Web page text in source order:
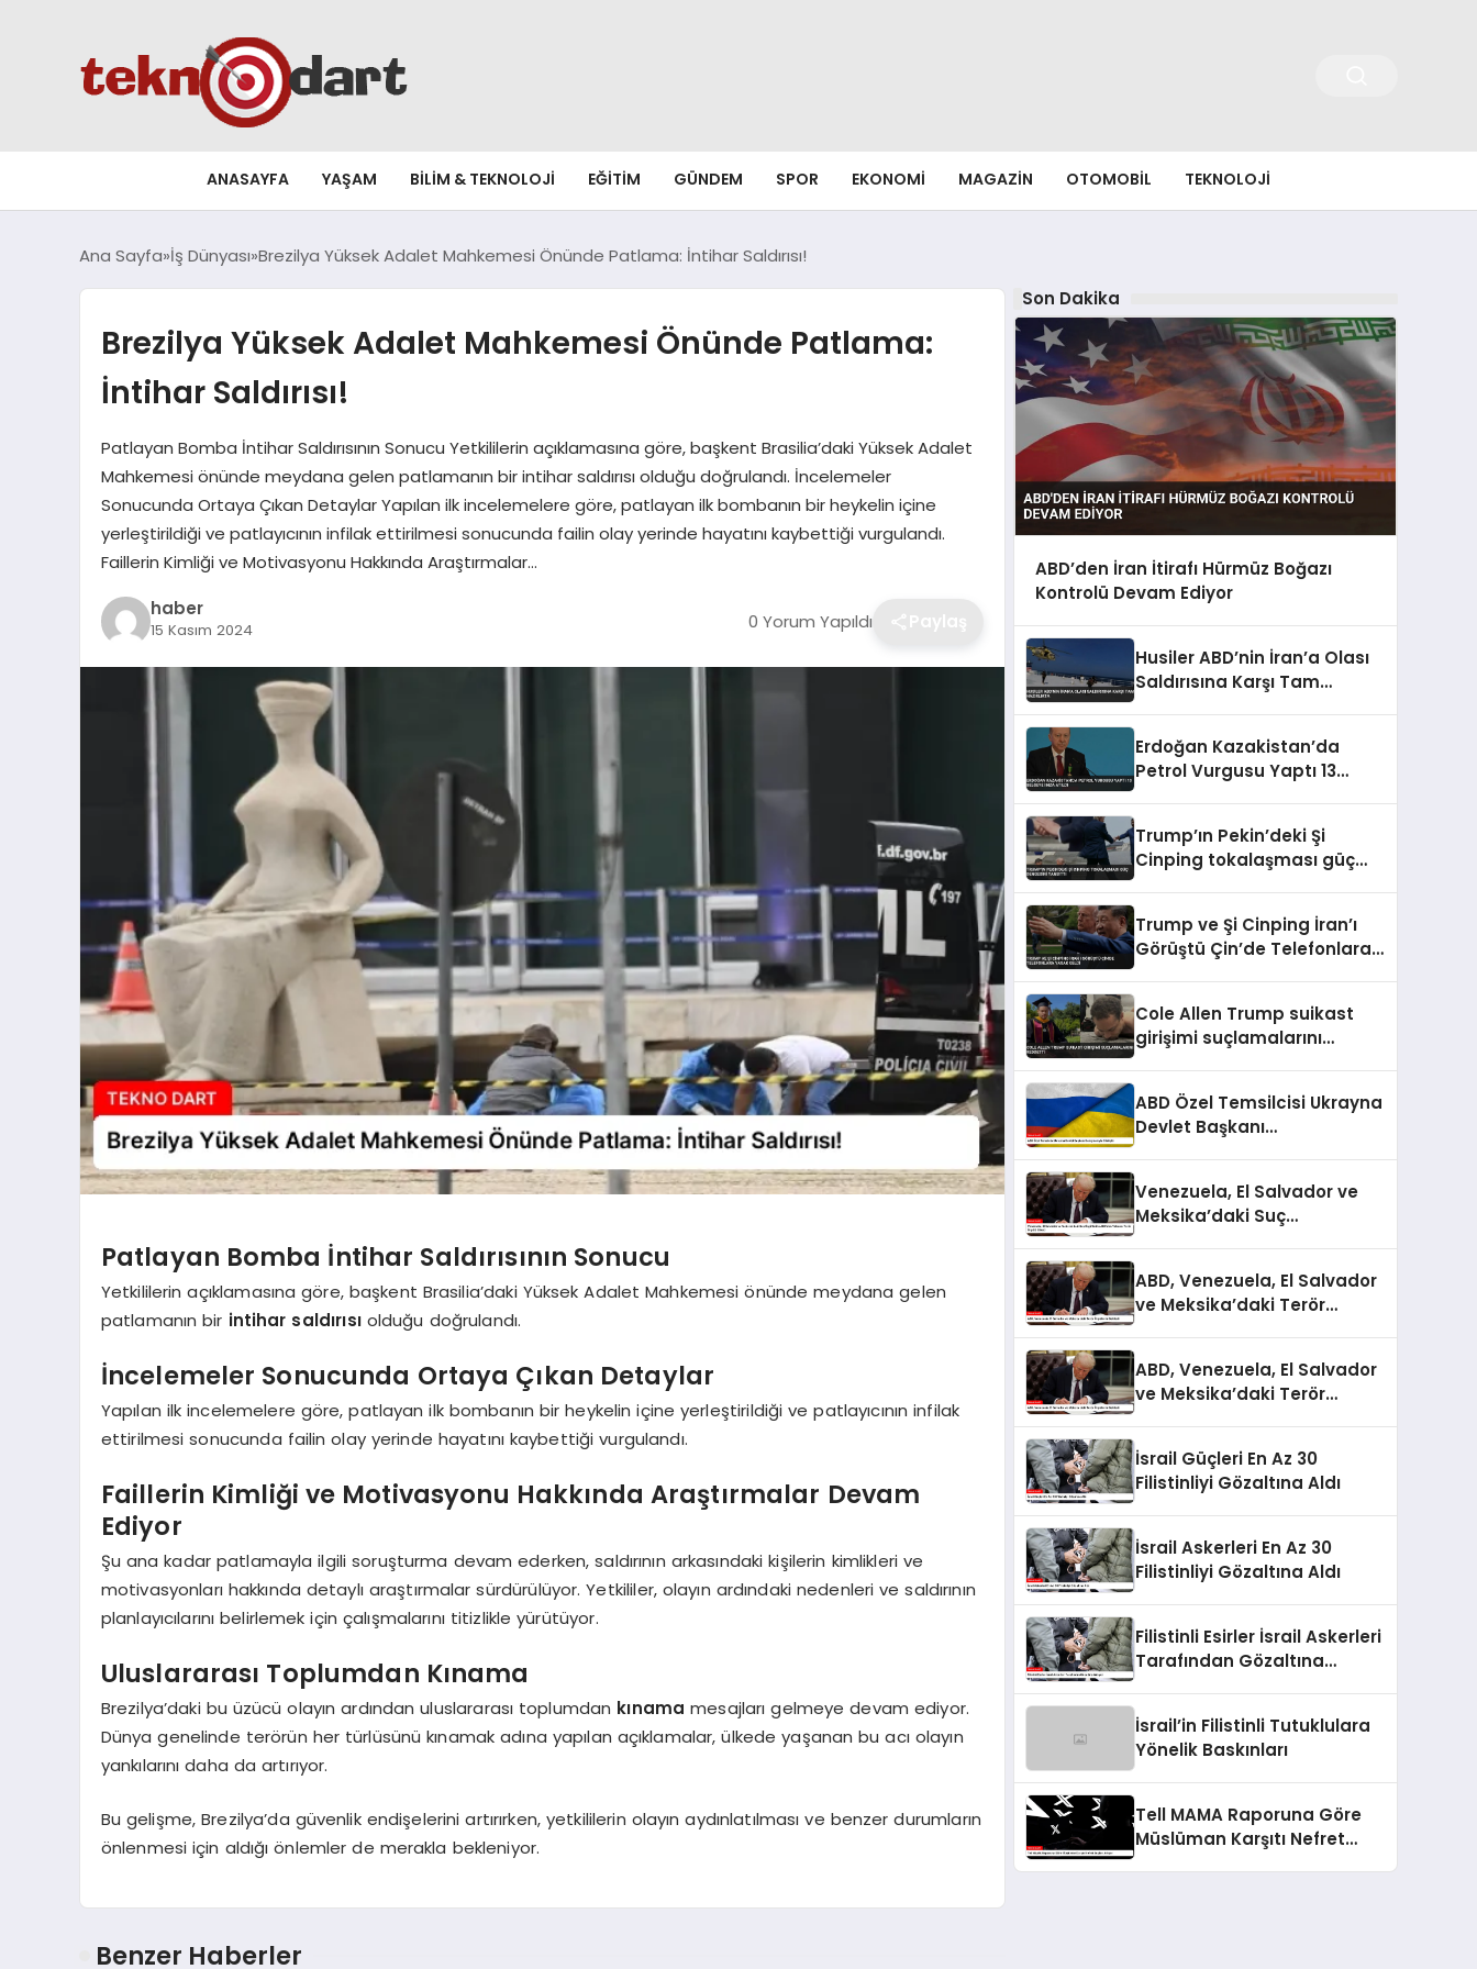
ANASAYFA YAŞAM BILIM & TEKNOLOJI EĞITIM GÜNDEM SPOR EKONOMI MAGAZIN OTOMOBIL TEKNOLOJI
Ana Sayfa İş Dünyası Brezilya Yüksek Adalet Mahkemesi Önünde Patlama: İntihar Saldırısı!
Brezilya Yüksek Adalet Mahkemesi Önünde Patlama:
İntihar Saldırısı!
Patlayan Bomba İntihar Saldırısının Sonucu Yetkililerin açıklamasına göre, başkent Brasilia’daki Yüksek Adalet
Mahkemesi önünde meydana gelen patlamanın bir intihar saldırısı olduğu doğrulandı. İncelemeler
Sonucunda Ortaya Çıkan Detaylar Yapılan ilk incelemelere göre, patlayan ilk bombanın bir heykelin içine
yerleştirildiği ve patlayıcının infilak ettirilmesi sonucunda failin olay yerinde hayatını kaybettiği vurgulandı.
Faillerin Kimliği ve Motivasyonu Hakkında Araştırmalar…
haber
15 Kasım 2024 0 Yorum Yapıldı
Patlayan Bomba İntihar Saldırısının Sonucu
Yetkililerin açıklamasına göre, başkent Brasilia’daki Yüksek Adalet Mahkemesi önünde meydana gelen
patlamanın bir intihar saldırısıolduğu doğrulandı.
İncelemeler Sonucunda Ortaya Çıkan Detaylar
Yapılan ilk incelemelere göre, patlayan ilk bombanın bir heykelin içine yerleştirildiği ve patlayıcının infilak
ettirilmesi sonucunda failin olay yerinde hayatını kaybettiği vurgulandı.
Faillerin Kimliği ve Motivasyonu Hakkında Araştırmalar Devam
Ediyor
Şu ana kadar patlamayla ilgili soruşturma devam ederken, saldırının arkasındaki kişilerin kimlikleri ve
motivasyonları hakkında detaylı araştırmalar sürdürülüyor. Yetkililer, olayın ardındaki nedenleri ve saldırının
planlayıcılarını belirlemek için çalışmalarını titizlikle yürütüyor.
Uluslararası Toplumdan Kınama
Brezilya’daki bu üzücü olayın ardından uluslararası toplumdan kınama mesajları gelmeye devam ediyor.
Dünya genelinde terörün her türlüsünü kınamak adına yapılan açıklamalar, ülkede yaşanan bu acı olayın
yankılarını daha da artırıyor.
Bu gelişme, Brezilya’da güvenlik endişelerini artırırken, yetkililerin olayın aydınlatılması ve benzer durumların
önlenmesi için aldığı önlemler de merakla bekleniyor.
Benzer Haberler
Son Dakika
ABD’den İran İtirafı Hürmüz Boğazı
Kontrolü Devam Ediyor
Husiler ABD’nin İran’a Olası
Saldırısına Karşı Tam
Erdoğan Kazakistan’da
Petrol Vurgusu Yaptı 13
Trump’ın Pekin’deki Şi
Cinping tokalaşması güç
Trump ve Şi Cinping İran’ı
Görüştü Çin’de Telefonlara
Cole Allen Trump suikast
girişimi suçlamalarını
ABD Özel Temsilcisi Ukrayna
Devlet Başkanı
Venezuela, El Salvador ve
Meksika’daki Suç
ABD, Venezuela, El Salvador
ve Meksika’daki Terör
ABD, Venezuela, El Salvador
ve Meksika’daki Terör
İsrail Güçleri En Az 30
Filistinliyi Gözaltına Aldı
İsrail Askerleri En Az 30
Filistinliyi Gözaltına Aldı
Filistinli Esirler İsrail Askerleri
Tarafından Gözaltına
İsrail’in Filistinli Tutuklulara
Yönelik Baskınları
Tell MAMA Raporuna Göre
Müslüman Karşıtı Nefret